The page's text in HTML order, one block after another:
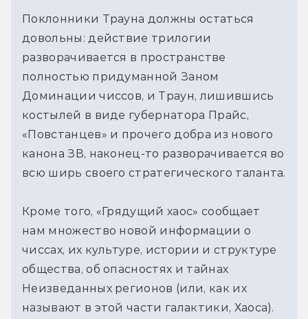
Поклонники Трауна должны остаться
довольны: действие трилогии
разворачивается в пространстве
полностью придуманной Заном
Доминации чиссов, и Траун, лишившись
костылей в виде губернатора Прайс,
«Повстанцев» и прочего добра из нового
канона ЗВ, наконец-то разворачивается во
всю ширь своего стратегического таланта.
Кроме того, «Грядущий хаос» сообщает
нам множество новой информации о
чиссах, их культуре, истории и структуре
общества, об опасностях и тайнах
Неизведанных регионов (или, как их
называют в этой части галактики, Хаоса).